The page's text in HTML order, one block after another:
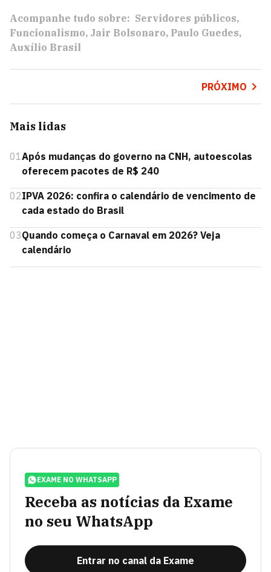
Acompanhe tudo sobre: Servidores públicos
Funcionalismo Jair Bolsonaro Paulo Guedes
Auxílio Brasil
PRÓXIMO
Mais lidas
01Após mudanças do governo na CNH, autoescolas
oferecem pacotes de R$ 240
02IPVA 2026: confira o calendário de vencimento de
cada estado do Brasil
03Quando começa o Carnaval em 2026? Veja
calendário
EXAME NO WHATSAPP
Receba as notícias da Exame
no seu WhatsApp
Entrar no canal da Exame